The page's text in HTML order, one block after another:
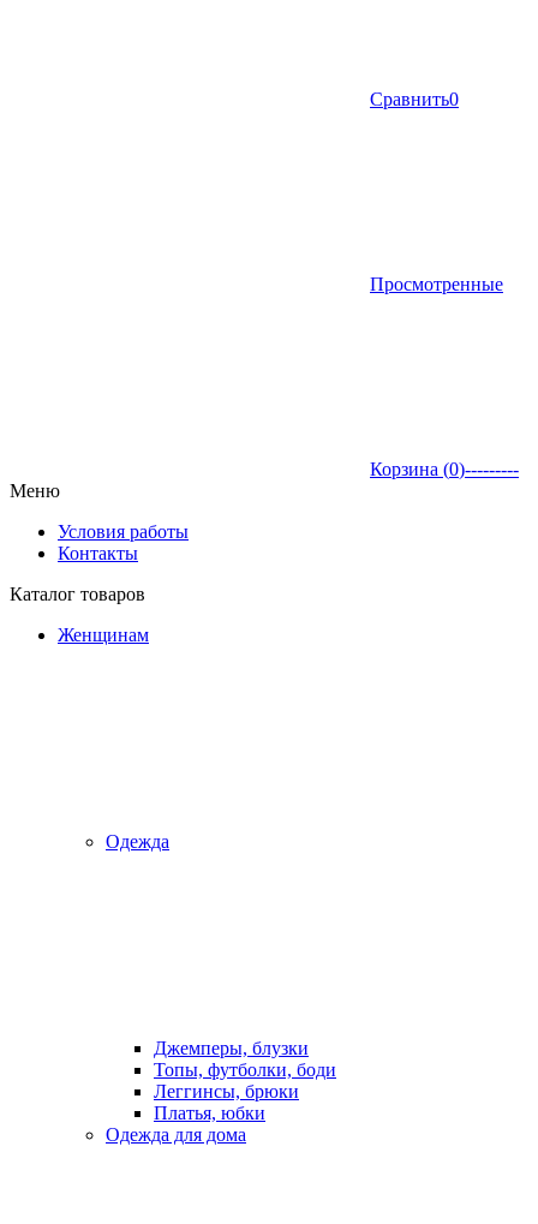
Сравнить0
Просмотренные
Корзина (0)---------
Меню
Условия работы
Контакты
Каталог товаров
Женщинам
Одежда
Джемперы, блузки
Топы, футболки, боди
Леггинсы, брюки
Платья, юбки
Одежда для дома